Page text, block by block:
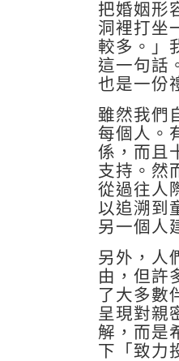
把婚姻形
洞裡打坐
較多。」
這一句話
也是一份
雖然我們
每個人。
係，而且
支持。然
從過往人
以追溯到
另一個人
另外，人
由，但許
了大多數
呈現對親
解，而是
下「致力